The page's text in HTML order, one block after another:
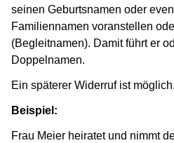
seinen Geburtsnamen oder
Familiennamen voranstellen
(Begleitnamen). Damit führt er
Doppelnamen.
Ein späterer Widerruf ist möglich.
Beispiel:
Frau Meier heiratet und nimmt